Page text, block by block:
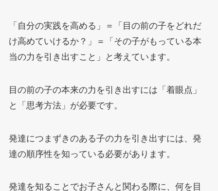
「自分の実践を高める」＝「目の前の子をどれだ
け高めていけるか？」＝「その子がもっている本
当の力を引き出すこと」と考えています。
目の前の子の本来の力を引き出すには「着眼点」
と「思考方法」が必要です。
発達につまずきのある子の力を引き出すには、発
達の順序性を知っている必要があります。
発達を知ることでお子さんと関わる際に、何を目